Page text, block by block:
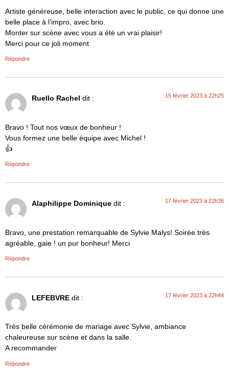
Artiste généreuse, belle interaction avec le public, ce qui donne une
belle place à l’impro, avec brio.
Monter sur scène avec vous a été un vrai plaisir!
Merci pour ce joli moment
Répondre
Ruello Rachel dit : 15 février 2023 à 22h25
Bravo ! Tout nos vœux de bonheur !
Vous formez une belle équipe avec Michel !
👍
Répondre
Alaphilippe Dominique dit : 17 février 2023 à 22h36
Bravo, une prestation remarquable de Sylvie Malys! Soirée très
agréable, gaie ! un pur bonheur! Merci
Répondre
LEFEBVRE dit : 17 février 2023 à 22h44
Très belle cérémonie de mariage avec Sylvie, ambiance
chaleureuse sur scène et dans la salle.
A recommander
Répondre